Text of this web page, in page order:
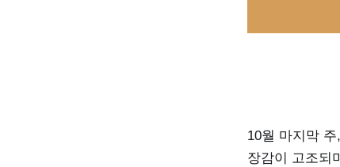
10월 마지막
장감이 고조되